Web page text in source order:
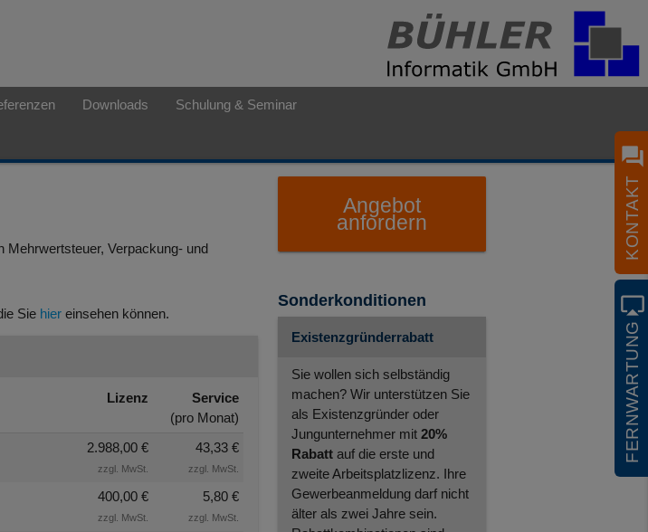
Downloads Schulung & Seminar
question_answer
KONTAKT
airplay
FERNWARTUNG
Mehrwertsteuer, Verpackung- und
Sie hier einsehen können.
Lizenz
Service
(pro Monat)
2.988,00 €
zzgl. MwSt.
43,33 €
zzgl. MwSt.
400,00 €
zzgl. MwSt.
5,80 €
zzgl. MwSt.
Angebot
anfordern
Sonderkonditionen
Existenzgründerrabatt
Sie wollen sich selbständig
machen? Wir unterstützen Sie
als Existenzgründer oder
Jungunternehmer mit20%
Rabatt auf die erste und
zweite Arbeitsplatzlizenz. Ihre
Gewerbeanmeldung darf nicht
älter als zwei Jahre sein.